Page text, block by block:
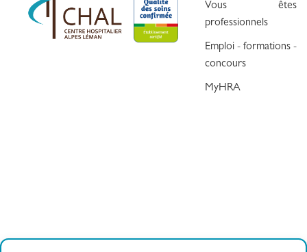
Vous êtes
professionnels
Emploi - formations -
concours
MyHRA